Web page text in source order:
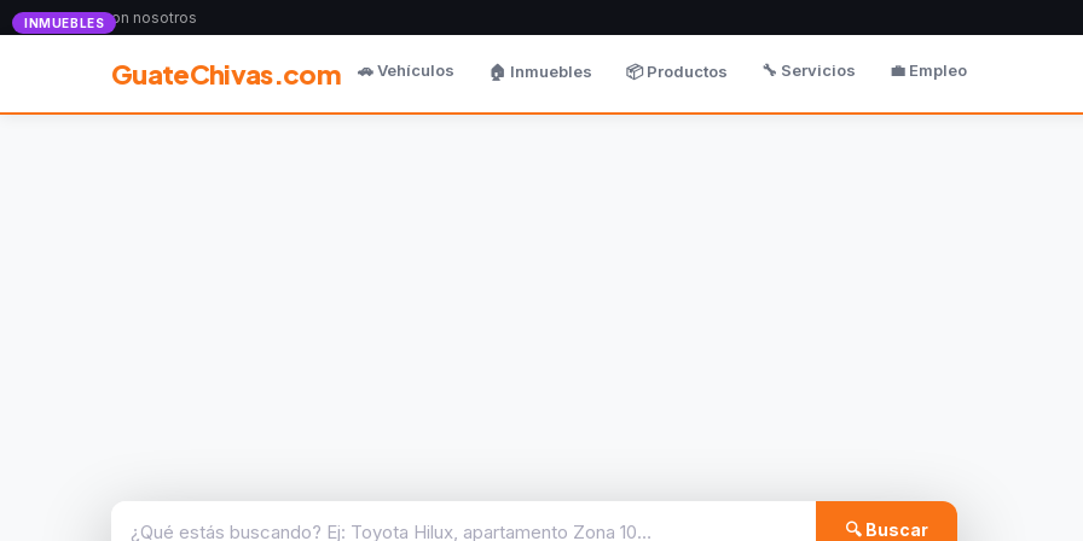
Anunciate con nosotros
GuateChivas.com 🚗 Vehículos 🏠 Inmuebles 📦 Productos 🔧 Servicios 💼 Empleo
🔍 Buscar
INMUEBLES